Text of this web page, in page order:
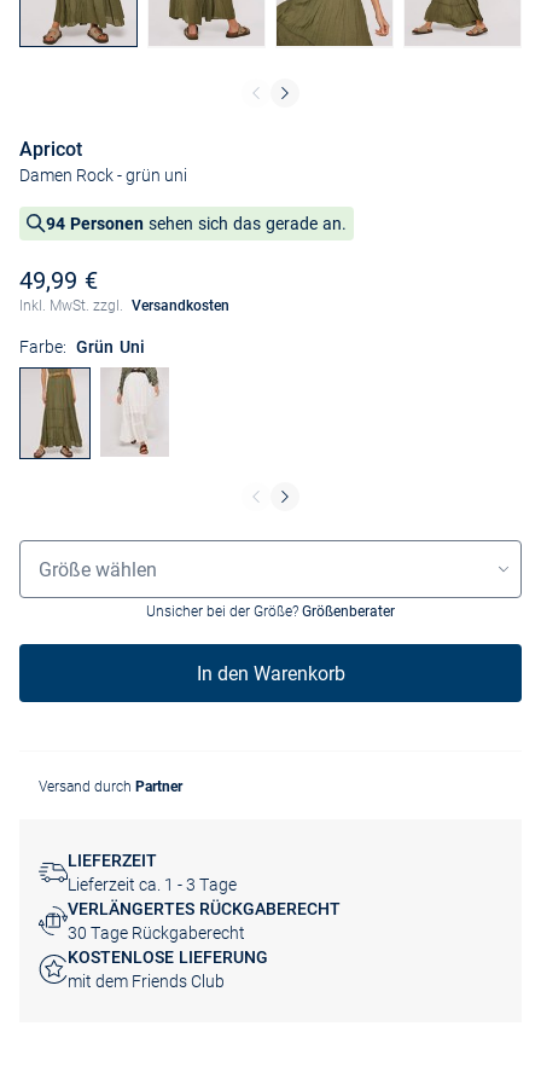
Apricot
Damen Rock- grün uni
94 Personen sehen sich das gerade an.
49,99 €
Inkl. MwSt. zzgl. Versandkosten
Farbe: Grün Uni
Grössenauswahl
Größe wählen
Unsicher bei der Größe? Größenberater
In den Warenkorb
Versand durch Partner
LIEFERZEIT
Lieferzeit ca. 1 - 3 Tage
VERLÄNGERTES RÜCKGABERECHT
30 Tage Rückgaberecht
KOSTENLOSE LIEFERUNG
mit dem Friends Club